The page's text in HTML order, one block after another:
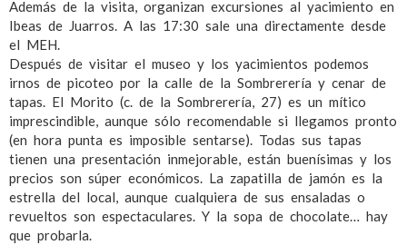
Además de la visita, organizan excursiones al yacimiento en
Ibeas de Juarros. A las 17:30 sale una directamente desde
el MEH.
Después de visitar el museo y los yacimientos podemos
irnos de picoteo por la calle de la Sombrerería y cenar de
tapas. El Morito (c. de la Sombrerería, 27) es un mítico
imprescindible, aunque sólo recomendable si llegamos pronto
(en hora punta es imposible sentarse). Todas sus tapas
tienen una presentación inmejorable, están buenísimas y los
precios son súper económicos. La zapatilla de jamón es la
estrella del local, aunque cualquiera de sus ensaladas o
revueltos son espectaculares. Y la sopa de chocolate… hay
que probarla.